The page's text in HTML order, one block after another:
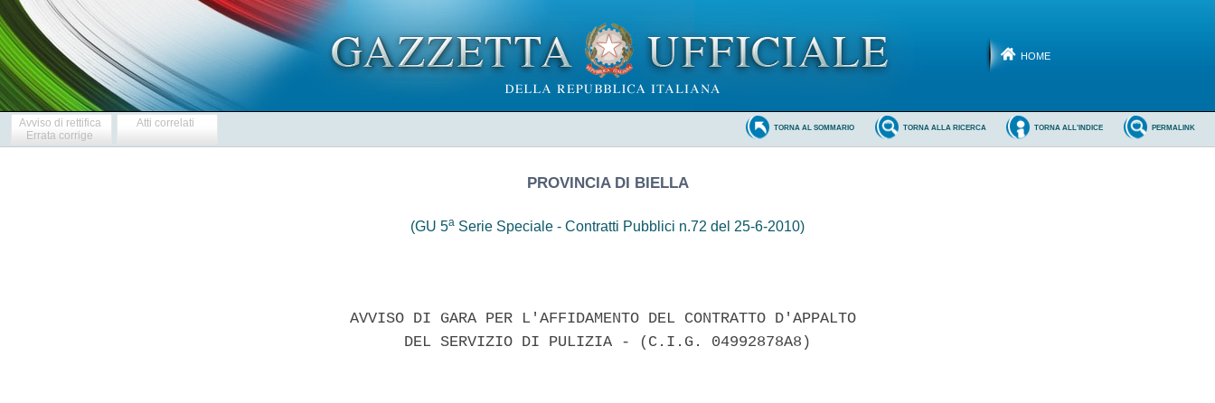
HOME
Avviso di rettifica
Errata corrige
Atti correlati PERMALINK
TORNA ALL'INDICE
TORNA ALLA RICERCA
TORNA AL SOMMARIO
PROVINCIA DI BIELLA
(GU 5a Serie Speciale - Contratti Pubblici n.72 del 25-6-2010)
      AVVISO DI GARA PER L'AFFIDAMENTO DEL CONTRATTO D'APPALTO
            DEL SERVIZIO DI PULIZIA - (C.I.G. 04992878A8)